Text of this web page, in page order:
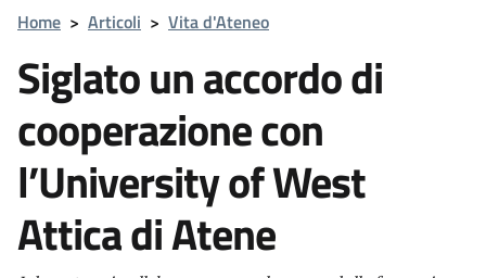
Home > Articoli > Vita d'Ateneo
Siglato un accordo di
cooperazione con
l’University of West
Attica di Atene